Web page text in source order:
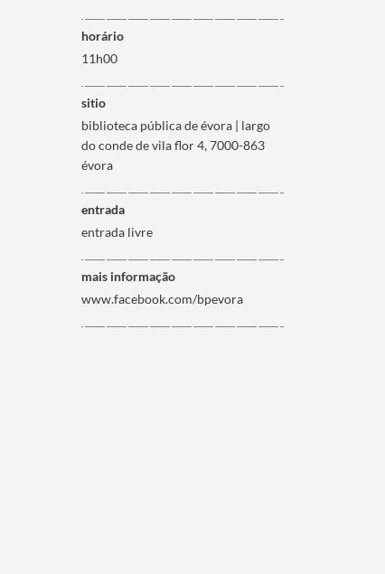
horário
11h00
sitio
biblioteca pública de évora | largo
do conde de vila flor 4, 7000-863
évora
entrada
entrada livre
mais informação
www.facebook.com/bpevora